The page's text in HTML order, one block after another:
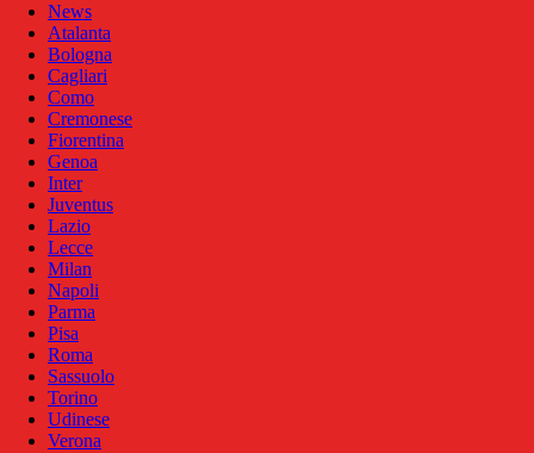
News
Atalanta
Bologna
Cagliari
Como
Cremonese
Fiorentina
Genoa
Inter
Juventus
Lazio
Lecce
Milan
Napoli
Parma
Pisa
Roma
Sassuolo
Torino
Udinese
Verona